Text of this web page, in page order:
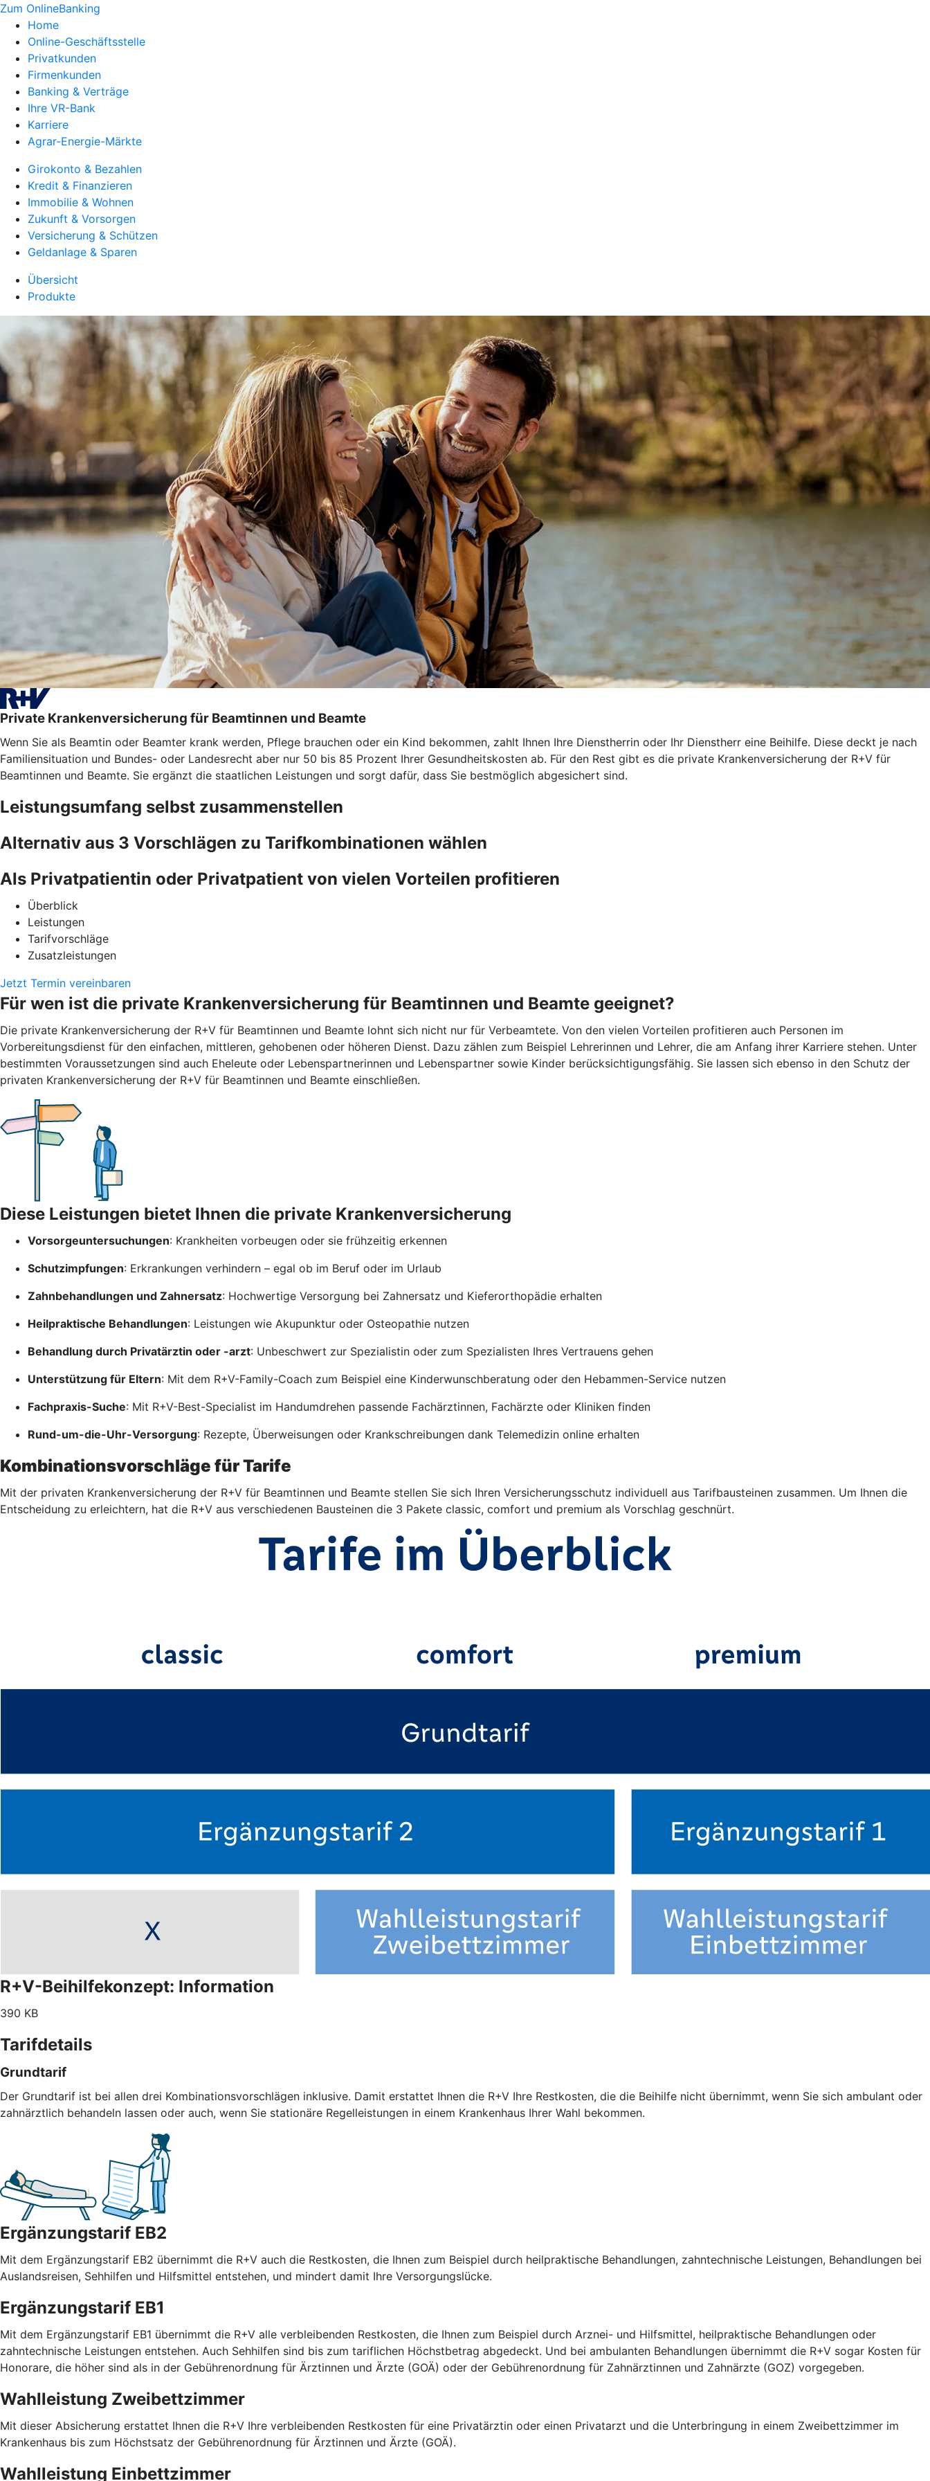
Zum OnlineBanking
Home
Online-Geschäftsstelle
Privatkunden
Firmenkunden
Banking & Verträge
Ihre VR-Bank
Karriere
Agrar-Energie-Märkte
Girokonto & Bezahlen
Kredit & Finanzieren
Immobilie & Wohnen
Zukunft & Vorsorgen
Versicherung & Schützen
Geldanlage & Sparen
Übersicht
Produkte
Private Krankenversicherung für Beamtinnen und Beamte
Wenn Sie als Beamtin oder Beamter krank werden, Pflege brauchen oder ein Kind bekommen, zahlt Ihnen Ihre Dienstherrin oder Ihr Dienstherr eine Beihilfe. Diese deckt je nach
Familiensituation und Bundes- oder Landesrecht aber nur 50 bis 85 Prozent Ihrer Gesundheitskosten ab. Für den Rest gibt es die private Krankenversicherung der R+V für
Beamtinnen und Beamte. Sie ergänzt die staatlichen Leistungen und sorgt dafür, dass Sie bestmöglich abgesichert sind.
Leistungsumfang selbst zusammenstellen
Alternativ aus 3 Vorschlägen zu Tarifkombinationen wählen
Als Privatpatientin oder Privatpatient von vielen Vorteilen profitieren
Überblick
Leistungen
Tarifvorschläge
Zusatzleistungen
Jetzt Termin vereinbaren
Für wen ist die private Krankenversicherung für Beamtinnen und Beamte geeignet?
Die private Krankenversicherung der R+V für Beamtinnen und Beamte lohnt sich nicht nur für Verbeamtete. Von den vielen Vorteilen profitieren auch Personen im
Vorbereitungsdienst für den einfachen, mittleren, gehobenen oder höheren Dienst. Dazu zählen zum Beispiel Lehrerinnen und Lehrer, die am Anfang ihrer Karriere stehen. Unter
bestimmten Voraussetzungen sind auch Eheleute oder Lebenspartnerinnen und Lebenspartner sowie Kinder berücksichtigungsfähig. Sie lassen sich ebenso in den Schutz der
privaten Krankenversicherung der R+V für Beamtinnen und Beamte einschließen.
Diese Leistungen bietet Ihnen die private Krankenversicherung
Vorsorgeuntersuchungen: Krankheiten vorbeugen oder sie frühzeitig erkennen
Schutzimpfungen: Erkrankungen verhindern – egal ob im Beruf oder im Urlaub
Zahnbehandlungen und Zahnersatz: Hochwertige Versorgung bei Zahnersatz und Kieferorthopädie erhalten
Heilpraktische Behandlungen: Leistungen wie Akupunktur oder Osteopathie nutzen
Behandlung durch Privatärztin oder -arzt: Unbeschwert zur Spezialistin oder zum Spezialisten Ihres Vertrauens gehen
Unterstützung für Eltern: Mit dem R+V-Family-Coach zum Beispiel eine Kinderwunschberatung oder den Hebammen-Service nutzen
Fachpraxis-Suche: Mit R+V-Best-Specialist im Handumdrehen passende Fachärztinnen, Fachärzte oder Kliniken finden
Rund-um-die-Uhr-Versorgung: Rezepte, Überweisungen oder Krankschreibungen dank Telemedizin online erhalten
Kombinationsvorschläge für Tarife
Mit der privaten Krankenversicherung der R+V für Beamtinnen und Beamte stellen Sie sich Ihren Versicherungsschutz individuell aus Tarifbausteinen zusammen. Um Ihnen die
Entscheidung zu erleichtern, hat die R+V aus verschiedenen Bausteinen die 3 Pakete classic, comfort und premium als Vorschlag geschnürt.
R+V-Beihilfekonzept: Information
390 KB
Tarifdetails
Grundtarif
Der Grundtarif ist bei allen drei Kombinationsvorschlägen inklusive. Damit erstattet Ihnen die R+V Ihre Restkosten, die die Beihilfe nicht übernimmt, wenn Sie sich ambulant oder
zahnärztlich behandeln lassen oder auch, wenn Sie stationäre Regelleistungen in einem Krankenhaus Ihrer Wahl bekommen.
Ergänzungstarif EB2
Mit dem Ergänzungstarif EB2 übernimmt die R+V auch die Restkosten, die Ihnen zum Beispiel durch heilpraktische Behandlungen, zahntechnische Leistungen, Behandlungen bei
Auslandsreisen, Sehhilfen und Hilfsmittel entstehen, und mindert damit Ihre Versorgungslücke.
Ergänzungstarif EB1
Mit dem Ergänzungstarif EB1 übernimmt die R+V alle verbleibenden Restkosten, die Ihnen zum Beispiel durch Arznei- und Hilfsmittel, heilpraktische Behandlungen oder
zahntechnische Leistungen entstehen. Auch Sehhilfen sind bis zum tariflichen Höchstbetrag abgedeckt. Und bei ambulanten Behandlungen übernimmt die R+V sogar Kosten für
Honorare, die höher sind als in der Gebührenordnung für Ärztinnen und Ärzte (GOÄ) oder der Gebührenordnung für Zahnärztinnen und Zahnärzte (GOZ) vorgegeben.
Wahlleistung Zweibettzimmer
Mit dieser Absicherung erstattet Ihnen die R+V Ihre verbleibenden Restkosten für eine Privatärztin oder einen Privatarzt und die Unterbringung in einem Zweibettzimmer im
Krankenhaus bis zum Höchstsatz der Gebührenordnung für Ärztinnen und Ärzte (GOÄ).
Wahlleistung Einbettzimmer